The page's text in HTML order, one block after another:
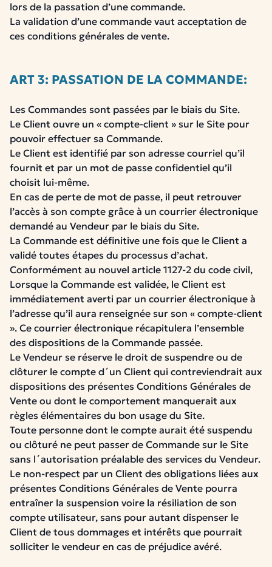
lors de la passation d’une commande.
La validation d’une commande vaut acceptation de
ces conditions générales de vente.
ART 3: PASSATION DE LA COMMANDE:
Les Commandes sont passées par le biais du Site.
Le Client ouvre un « compte-client » sur le Site pour
pouvoir effectuer sa Commande.
Le Client est identifié par son adresse courriel qu’il
fournit et par un mot de passe confidentiel qu’il
choisit lui-même.
En cas de perte de mot de passe, il peut retrouver
l’accès à son compte grâce à un courrier électronique
demandé au Vendeur par le biais du Site.
La Commande est définitive une fois que le Client a
validé toutes étapes du processus d’achat.
Conformément au nouvel article 1127-2 du code civil,
Lorsque la Commande est validée, le Client est
immédiatement averti par un courrier électronique à
l’adresse qu’il aura renseignée sur son « compte-client
». Ce courrier électronique récapitulera l’ensemble
des dispositions de la Commande passée.
Le Vendeur se réserve le droit de suspendre ou de
clôturer le compte d´un Client qui contreviendrait aux
dispositions des présentes Conditions Générales de
Vente ou dont le comportement manquerait aux
règles élémentaires du bon usage du Site.
Toute personne dont le compte aurait été suspendu
ou clôturé ne peut passer de Commande sur le Site
sans l´autorisation préalable des services du Vendeur.
Le non-respect par un Client des obligations liées aux
présentes Conditions Générales de Vente pourra
entraîner la suspension voire la résiliation de son
compte utilisateur, sans pour autant dispenser le
Client de tous dommages et intérêts que pourrait
solliciter le vendeur en cas de préjudice avéré.